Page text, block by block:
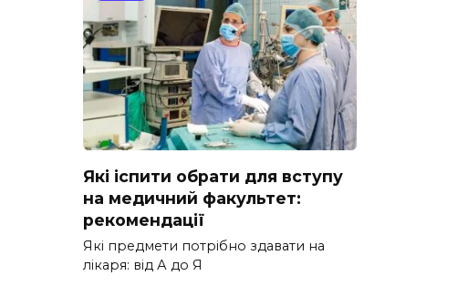
Які іспити обрати для вступу
на медичний факультет:
рекомендації
Які предмети потрібно здавати на
лікаря: від А до Я